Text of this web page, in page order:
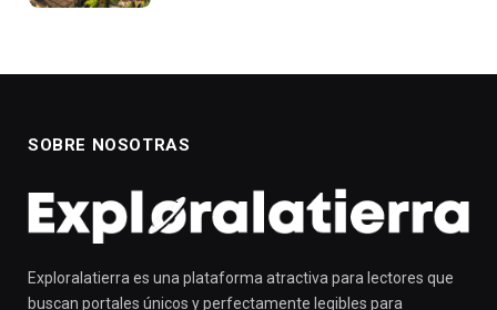
SOBRE NOSOTRAS
Exploralatierra es una plataforma atractiva para lectores que
buscan portales únicos y perfectamente legibles para